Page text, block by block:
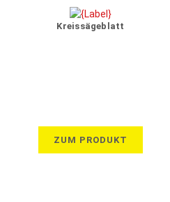
Kreissägeblatt
ZUM PRODUKT